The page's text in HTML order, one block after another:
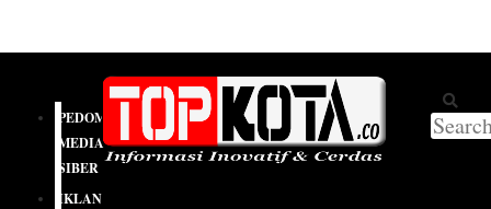
PEDOMAN
MEDIA
SIBER
IKLAN